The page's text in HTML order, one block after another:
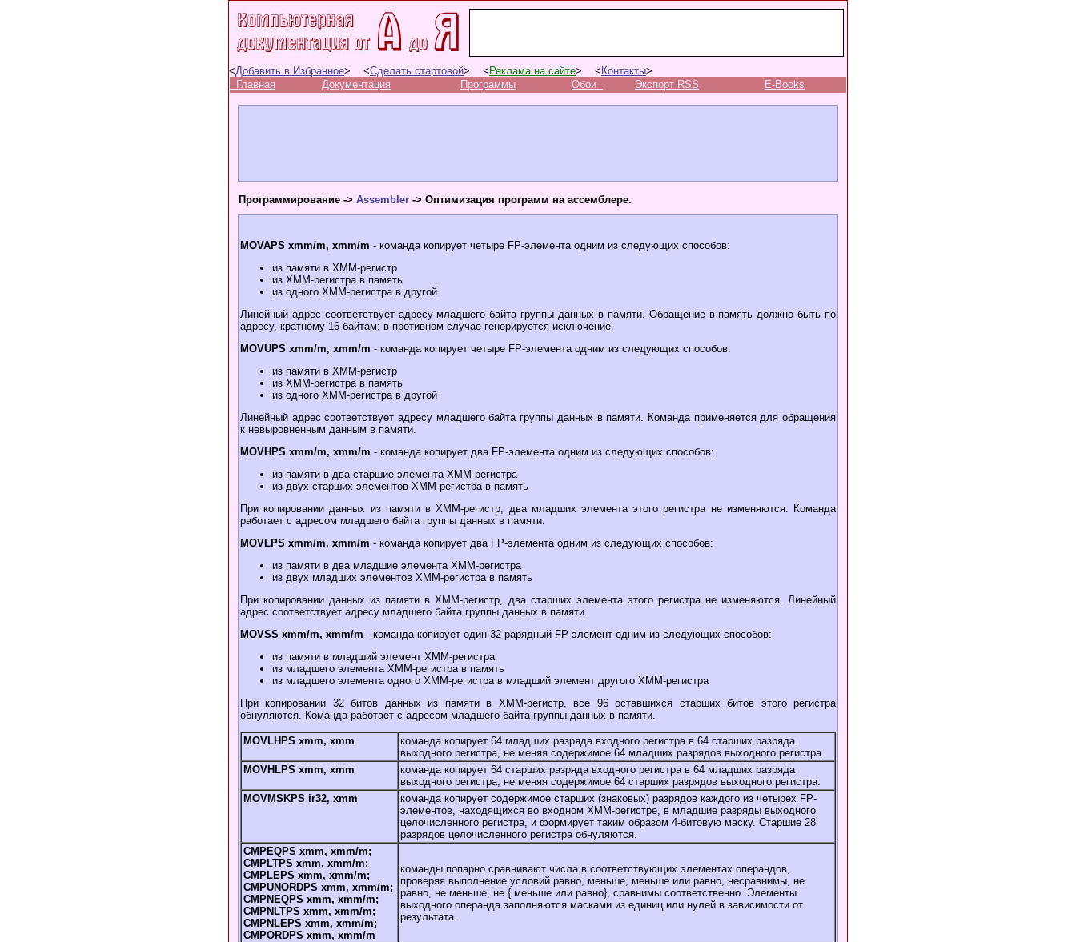
<Добавить в Избранное> <Сделать стартовой> < Реклама на сайте> < Контакты>
Главная
Документация Программы Обои Экспорт RSS E-Books
Программирование -> Assembler -> Оптимизация программ на ассемблере.
MOVAPS xmm/m, xmm/m - команда копирует четыре FP-элемента одним из следующих способов:
из памяти в XMM-регистр
из XMM-регистра в память
из одного XMM-регистра в другой
Линейный адрес соответствует адресу младшего байта группы данных в памяти. Обращение в память должно быть по
адресу, кратному 16 байтам; в противном случае генерируется исключение.
MOVUPS xmm/m, xmm/m - команда копирует четыре FP-элемента одним из следующих способов:
из памяти в XMM-регистр
из XMM-регистра в память
из одного XMM-регистра в другой
Линейный адрес соответствует адресу младшего байта группы данных в памяти. Команда применяется для обращения
к невыровненным данным в памяти.
MOVHPS xmm/m, xmm/m - команда копирует два FP-элемента одним из следующих способов:
из памяти в два старшие элемента XMM-регистра
из двух старших элементов XMM-регистра в память
При копировании данных из памяти в XMM-регистр, два младших элемента этого регистра не изменяются. Команда
работает с адресом младшего байта группы данных в памяти.
MOVLPS xmm/m, xmm/m - команда копирует два FP-элемента одним из следующих способов:
из памяти в два младшие элемента XMM-регистра
из двух младших элементов XMM-регистра в память
При копировании данных из памяти в XMM-регистр, два старших элемента этого регистра не изменяются. Линейный
адрес соответствует адресу младшего байта группы данных в памяти.
MOVSS xmm/m, xmm/m - команда копирует один 32-рарядный FP-элемент одним из следующих способов:
из памяти в младший элемент XMM-регистра
из младшего элемента XMM-регистра в память
из младшего элемента одного XMM-регистра в младший элемент другого XMM-регистра
При копировании 32 битов данных из памяти в XMM-регистр, все 96 оставшихся старших битов этого регистра
обнуляются. Команда работает с адресом младшего байта группы данных в памяти.
MOVLHPS xmm, xmm
команда копирует 64 младших разряда входного регистра в 64 старших разряда
выходного регистра, не меняя содержимое 64 младших разрядов выходного регистра.
MOVHLPS xmm, xmm
команда копирует 64 старших разряда входного регистра в 64 младших разряда
выходного регистра, не меняя содержимое 64 старших разрядов выходного регистра.
MOVMSKPS ir32, xmm
команда копирует содержимое старших (знаковых) разрядов каждого из четырех FP-
элементов, находящихся во входном XMM-регистре, в младшие разряды выходного
целочисленного регистра, и формирует таким образом 4-битовую маску. Старшие 28
разрядов целочисленного регистра обнуляются.
CMPEQPS xmm, xmm/m;
CMPLTPS xmm, xmm/m;
CMPLEPS xmm, xmm/m;
CMPUNORDPS xmm, xmm/m;
CMPNEQPS xmm, xmm/m;
CMPNLTPS xmm, xmm/m;
CMPNLEPS xmm, xmm/m;
CMPORDPS xmm, xmm/m
команды попарно сравнивают числа в соответствующих элементах операндов,
проверяя выполнение условий равно, меньше, меньше или равно, несравнимы, не
равно, не меньше, не { меньше или равно}, сравнимы соответственно. Элементы
выходного операнда заполняются масками из единиц или нулей в зависимости от
результата.